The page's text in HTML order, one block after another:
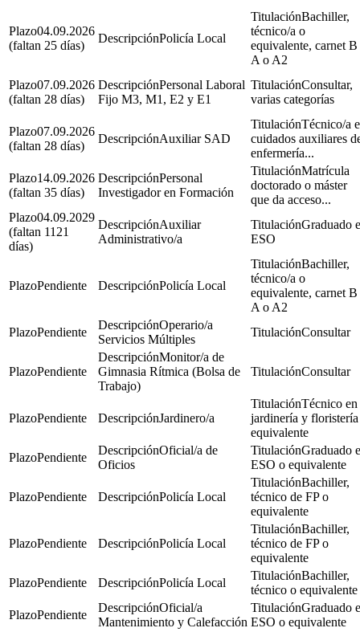
04.09.2026
(faltan 25 días)
Policía Local
Bachiller,
técnico/a o
equivalente, carnet
A o A2
07.09.2026
(faltan 28 días)
Personal Laboral
Fijo M3, M1, E2 y E1
Consultar,
varias categorías
07.09.2026
(faltan 28 días)
Auxiliar SAD
Técnico/a
cuidados auxiliares
enfermería...
14.09.2026
(faltan 35 días)
Personal
Investigador en Formación
Matrícula
doctorado o máster
que da acceso...
04.09.2029
(faltan 1121
días)
Auxiliar
Administrativo/a
Graduado
ESO
Pendiente Policía Local
Bachiller,
técnico/a o
equivalente, carnet
A o A2
Pendiente
Operario/a
Servicios Múltiples
Consultar
Pendiente
Monitor/a de
Gimnasia Rítmica (Bolsa de
Trabajo)
Consultar
Pendiente Jardinero/a
Técnico en
jardinería y
equivalente
Pendiente
Oficial/a de
Oficios
Graduado
ESO o equivalente
Pendiente Policía Local
Bachiller,
técnico de FP o
equivalente
Pendiente Policía Local
Bachiller,
técnico de FP o
equivalente
Pendiente
Policía Local
Bachiller,
técnico o equivalente
Pendiente
Oficial/a
Mantenimiento y Calefacción
Graduado
ESO o equivalente